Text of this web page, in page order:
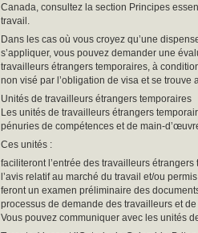
Canada, consultez la section Principes
travail.
Dans les cas où vous croyez qu’une
s’appliquer, vous pouvez demander une
travailleurs étrangers temporaires, à
non visé par l’obligation de visa et se trouve
Unités de travailleurs étrangers temporaires
Les unités de travailleurs étrangers
pénuries de compétences et de main-
Ces unités :
faciliteront l’entrée des travailleurs
l’avis relatif au marché du travail et/ou
feront un examen préliminaire des
processus de demande des travailleurs et
Vous pouvez communiquer avec les unités